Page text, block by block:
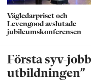
Vägledarpriset och
Levengood avslutade
jubileumskonferensen
Första syv-
utbildningen”